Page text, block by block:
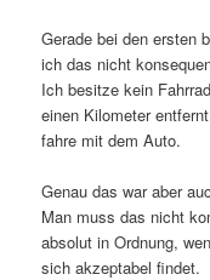
Gerade bei den ersten
ich das nicht
Ich besitze kein
einen Kilometer
fahre mit dem Auto.
Genau das war aber
Man muss das nicht
absolut in Ordnung,
sich akzeptabel findet.